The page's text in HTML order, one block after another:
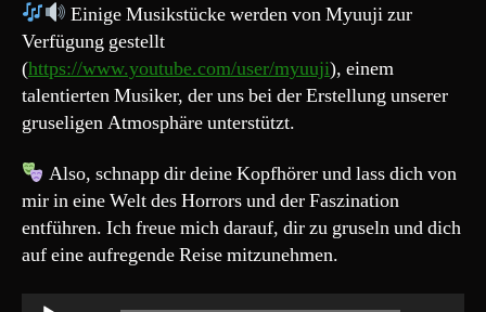
Einige Musikstücke werden von Myuuji zur
Verfügung gestellt
(https://www.youtube.com/user/myuuji), einem
talentierten Musiker, der uns bei der Erstellung unserer
gruseligen Atmosphäre unterstützt.
Also, schnapp dir deine Kopfhörer und lass dich von
mir in eine Welt des Horrors und der Faszination
entführen. Ich freue mich darauf, dir zu gruseln und dich
auf eine aufregende Reise mitzunehmen.